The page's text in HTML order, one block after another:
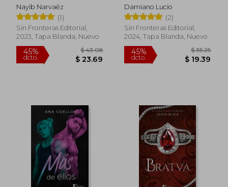
Nayib Narvaéz
(1)
Sin Fronteras Editorial,
2023, Tapa Blanda, Nuevo
Damiano Lucio
(2)
Sin Fronteras Editorial,
2024, Tapa Blanda, Nuevo